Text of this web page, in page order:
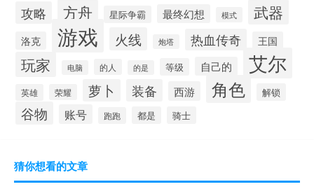
攻略
方舟 星际争霸 最终幻想 模式 武器
洛克 游戏 火线 炮塔 热血传奇 王国
玩家 电脑 的人 的是 等级 自己的 艾尔
英雄 荣耀 萝卜 装备 西游 角色 解锁
谷物 账号 跑跑 都是 骑士
猜你想看的文章